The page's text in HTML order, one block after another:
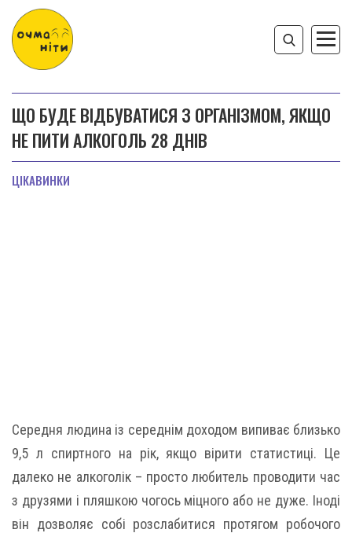
ЩО БУДЕ ВІДБУВАТИСЯ З ОРГАНІЗМОМ, ЯКЩО
НЕ ПИТИ АЛКОГОЛЬ 28 ДНІВ
ЦІКАВИНКИ
Середня людина із середнім доходом випиває близько
9,5 л спиртного на рік, якщо вірити статистиці. Це
далеко не алкоголік – просто любитель проводити час
з друзями і пляшкою чогось міцного або не дуже. Іноді
він дозволяє собі розслабитися протягом робочого